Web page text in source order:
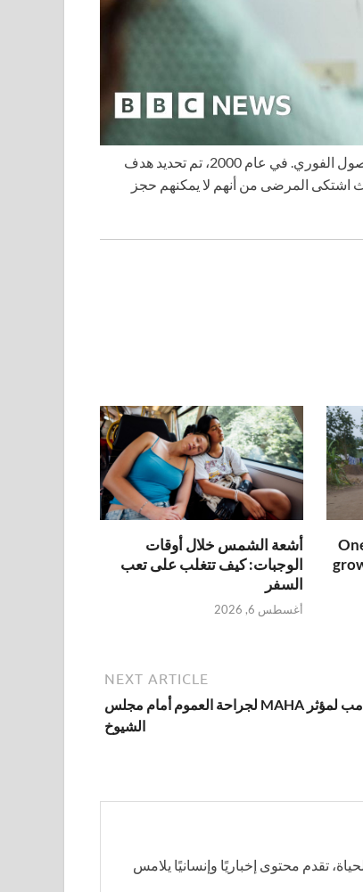
ليست هذه المرة الأولى التي تحاول فيها حكومة العمال تحديد هدف للوصول الفوري. في عام 2000، تم تحديد هدف
عام 2005 كانت تسبب جدلاً، حيث اشتكى المرضى من أنهم لا يمكنهم حجز
أشعة الشمس خلال أوقات
الوجبات: كيف تتغلب على تعب
السفر
أغسطس 6, 2026
NEXT ARTICLE
اختيار ترامب لمؤثر MAHA لجراحة العموم أمام مجلس
الشيوخ
تقدم محتوى إخباريًا وإنسانيًا يلامس